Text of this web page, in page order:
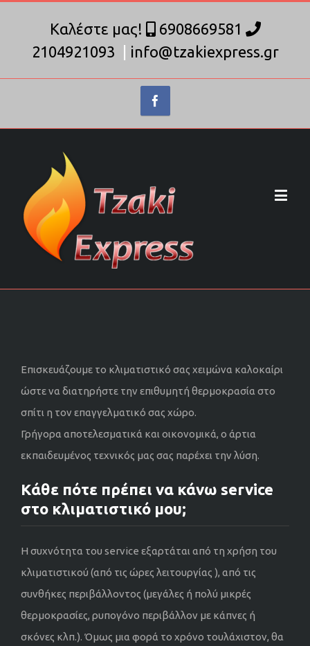
Καλέστε μας!
6908669581
2104921093
info@tzakiexpress.gr
Επισκευάζουμε το κλιματιστικό σας χειμώνα καλοκαίρι
ώστε να διατηρήστε την επιθυμητή θερμοκρασία στο
σπίτι η τον επαγγελματικό σας χώρο.
Γρήγορα αποτελεσματικά και οικονομικά, ο άρτια
εκπαιδευμένος τεχνικός μας σας παρέχει την λύση.
Κάθε πότε πρέπει να κάνω service
στο κλιματιστικό μου;
Η συχνότητα του service εξαρτάται από τη χρήση του
κλιματιστικού (από τις ώρες λειτουργίας ), από τις
συνθήκες περιβάλλοντος (μεγάλες ή πολύ μικρές
θερμοκρασίες, ρυπογόνο περιβάλλον με κάπνες ή
σκόνες κλπ.). Όμως μια φορά το χρόνο τουλάχιστον, θα